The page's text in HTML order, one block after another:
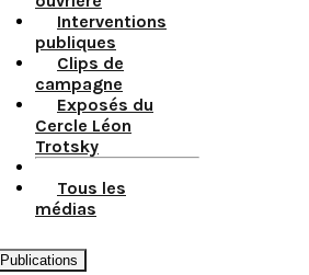
Interventions
publiques
Clips de
campagne
Exposés du
Cercle Léon
Trotsky
Tous les
médias
Publications